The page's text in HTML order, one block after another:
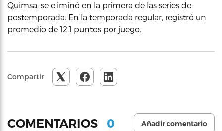
Quimsa, se eliminó en la primera de las series de
postemporada. En la temporada regular, registró un
promedio de 12.1 puntos por juego.
Compartir
COMENTARIOS 0 Añadir comentario